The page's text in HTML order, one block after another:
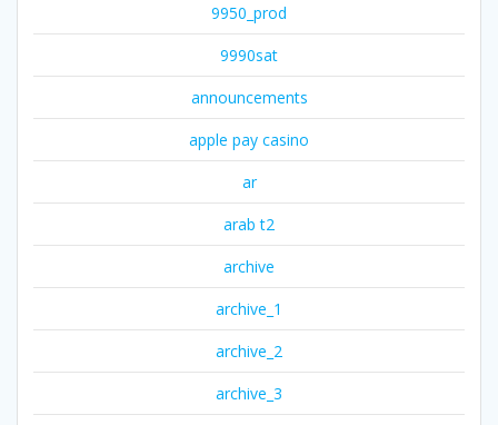
9950_prod
9990sat
announcements
apple pay casino
ar
arab t2
archive
archive_1
archive_2
archive_3